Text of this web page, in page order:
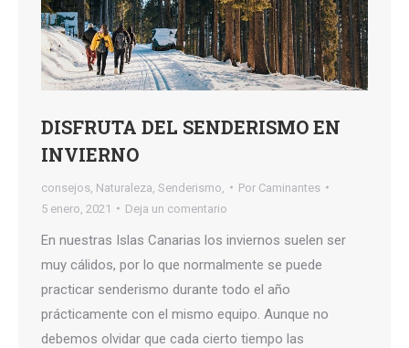
DISFRUTA DEL SENDERISMO EN
INVIERNO
consejos Naturaleza Senderismo, Por Caminantes
5 enero, 2021
Deja un comentario
En nuestras Islas Canarias los inviernos suelen ser
muy cálidos, por lo que normalmente se puede
practicar senderismo durante todo el año
prácticamente con el mismo equipo. Aunque no
debemos olvidar que cada cierto tiempo las